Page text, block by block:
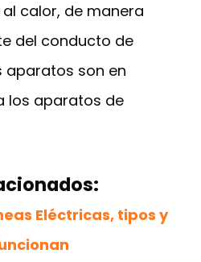
calor, de manera
del conducto de
aparatos son en
los aparatos de
Eléctricas, tipos y